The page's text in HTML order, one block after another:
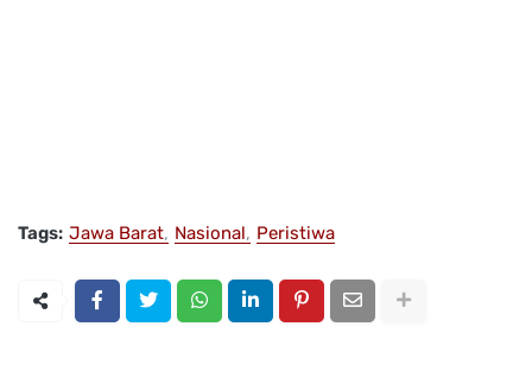
Tags: Jawa Barat Nasional Peristiwa